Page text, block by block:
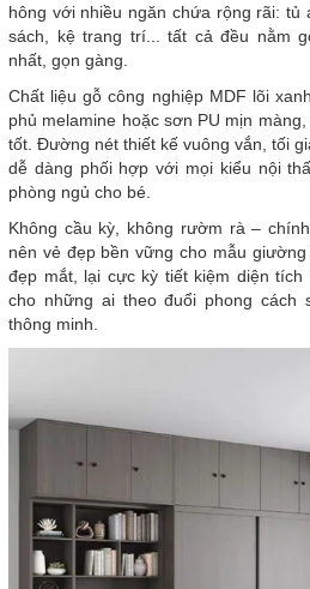
hông với nhiều ngăn chứa rộng rãi: tủ
sách, kệ trang trí... tất cả đều nằm
nhất, gọn gàng.
Chất liệu gỗ công nghiệp MDF lõi
phủ melamine hoặc sơn PU mịn
tốt. Đường nét thiết kế vuông vắn, tối
dễ dàng phối hợp với mọi kiểu nội
phòng ngủ cho bé.
Không cầu kỳ, không rườm rà –
nên vẻ đẹp bền vững cho mẫu
đẹp mắt, lại cực kỳ tiết kiệm diện
cho những ai theo đuổi phong cách
thông minh.